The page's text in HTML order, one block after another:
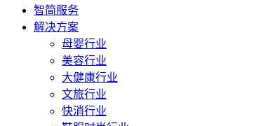
智简服务
解决方案
母婴行业
美容行业
大健康行业
文旅行业
快消行业